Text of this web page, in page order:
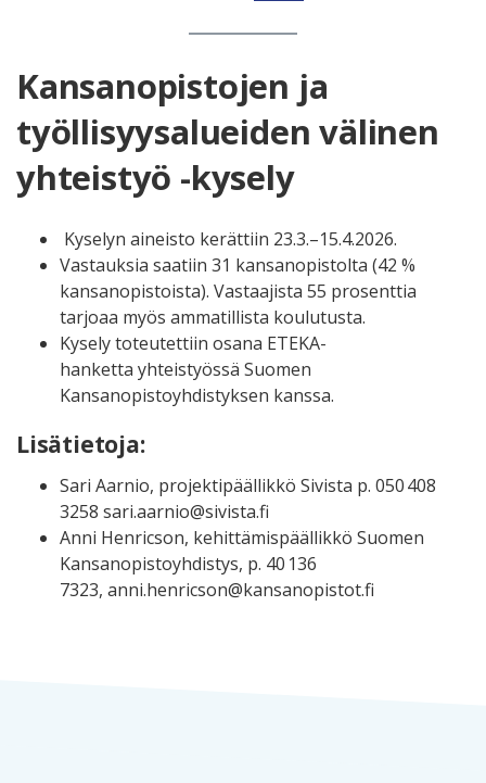
Kansanopistojen ja
työllisyysalueiden välinen
yhteistyö -kysely
Kyselyn aineisto kerättiin 23.3.–15.4.2026.
Vastauksia saatiin 31 kansanopistolta (42 %
kansanopistoista). Vastaajista 55 prosenttia
tarjoaa myös ammatillista koulutusta.
Kysely toteutettiin osana ETEKA-
hanketta yhteistyössä Suomen
Kansanopistoyhdistyksen kanssa.
Lisätietoja:
Sari Aarnio, projektipäällikkö Sivista p. 050 408
3258 sari.aarnio@sivista.fi
Anni Henricson, kehittämispäällikkö Suomen
Kansanopistoyhdistys, p. 40 136
7323, anni.henricson@kansanopistot.fi